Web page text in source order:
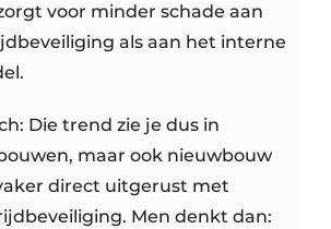
voor minder schade aan
als aan het interne
Die trend zie je dus in
maar ook nieuwbouw
direct uitgerust met
Men denkt dan: